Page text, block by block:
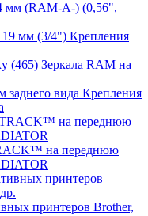
мм (RAM-A-) (0,56",
Крепления
Зеркала RAM на
Крепления
на переднюю
принтеров Brother,